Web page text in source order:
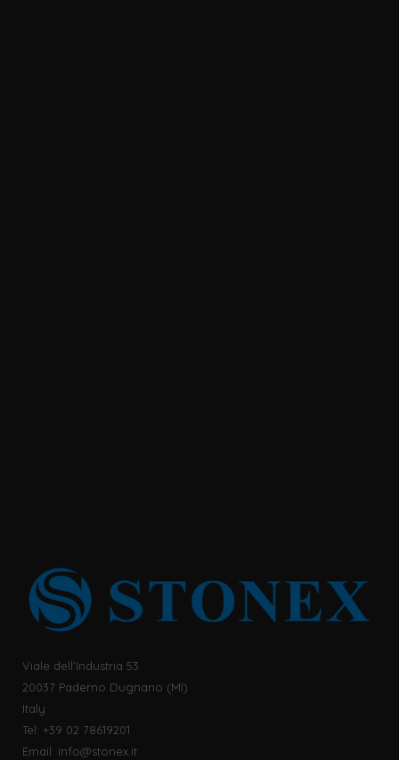
Viale dell’Industria 53
20037 Paderno Dugnano (MI)
Italy
Tel: +39 02 78619201
Email: info@stonex.it